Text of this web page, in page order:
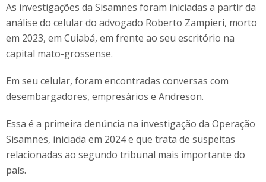
As investigações da Sisamnes foram iniciadas a partir da
análise do celular do advogado Roberto Zampieri, morto
em 2023, em Cuiabá, em frente ao seu escritório na
capital mato-grossense.
Em seu celular, foram encontradas conversas com
desembargadores, empresários e Andreson.
Essa é a primeira denúncia na investigação da Operação
Sisamnes, iniciada em 2024 e que trata de suspeitas
relacionadas ao segundo tribunal mais importante do
país.